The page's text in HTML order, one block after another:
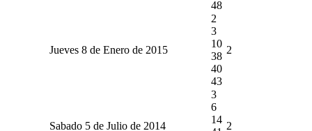
48
Jueves 8 de Enero de 2015
2
3
10
38
40
43
2
Sabado 5 de Julio de 2014
3
6
14
2